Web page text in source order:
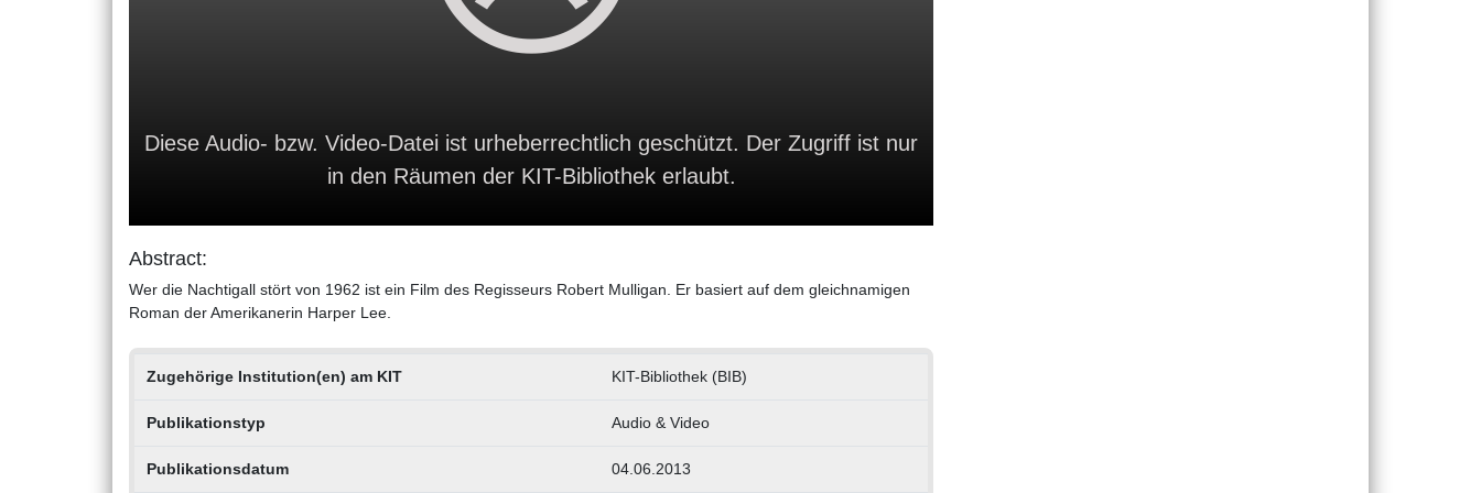
Diese Audio- bzw. Video-Datei ist urheberrechtlich geschützt. Der Zugriff ist nur
in den Räumen der KIT-Bibliothek erlaubt.
Abstract:
Wer die Nachtigall stört von 1962 ist ein Film des Regisseurs Robert Mulligan. Er basiert auf dem gleichnamigen
Roman der Amerikanerin Harper Lee.
Zugehörige Institution(en) am KIT KIT-Bibliothek (BIB)
Publikationstyp Audio & Video
Publikationsdatum 04.06.2013